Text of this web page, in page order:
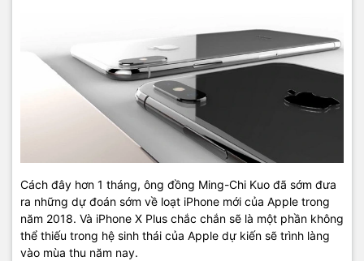
Cách đây hơn 1 tháng, ông đồng Ming-Chi Kuo đã sớm đưa
ra những dự đoán sớm về loạt iPhone mới của Apple trong
năm 2018. Và iPhone X Plus chắc chắn sẽ là một phần không
thể thiếu trong hệ sinh thái của Apple dự kiến sẽ trình làng
vào mùa thu năm nay.